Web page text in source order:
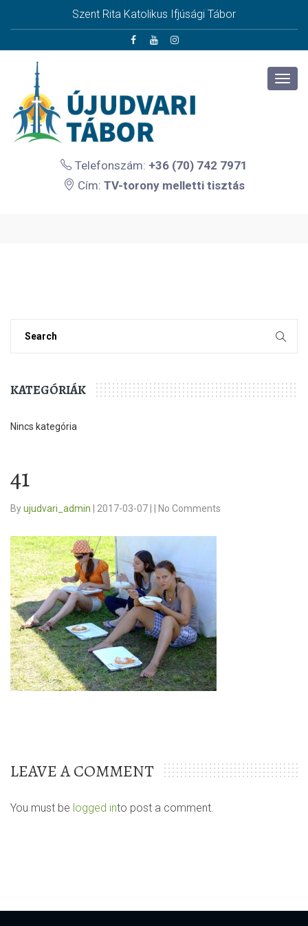
Szent Rita Katolikus Ifjúsági Tábor
Telefonszám: +36 (70) 742 7971
Cím: TV-torony melletti tisztás
KATEGÓRIÁK
Nincs kategória
41
Byujudvari_admin 2017-03-07 No Comments
LEAVE A COMMENT
You must be logged into post a comment.